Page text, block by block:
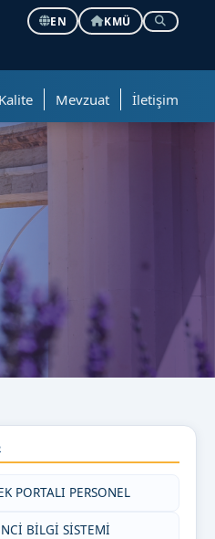
EN
KMÜ
Mevzuat İletişim
PORTALI PERSONEL
BİLGİ SİSTEMİ